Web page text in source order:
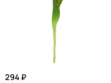
294 ₽